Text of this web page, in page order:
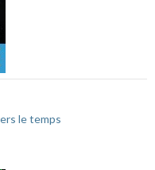
le temps